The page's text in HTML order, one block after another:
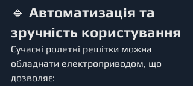
🔹 Автоматизація та
зручність користування
Сучасні ролетні решітки можна
обладнати електроприводом, що
дозволяє: